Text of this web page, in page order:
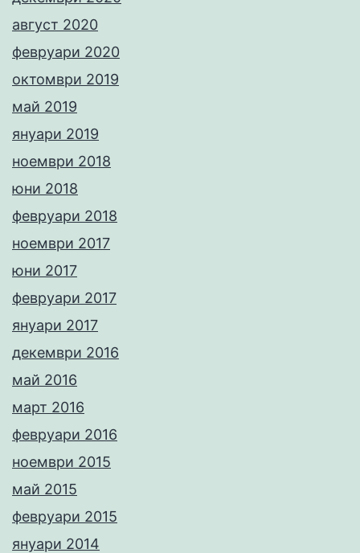
август 2020
февруари 2020
октомври 2019
май 2019
януари 2019
ноември 2018
юни 2018
февруари 2018
ноември 2017
юни 2017
февруари 2017
януари 2017
декември 2016
май 2016
март 2016
февруари 2016
ноември 2015
май 2015
февруари 2015
януари 2014